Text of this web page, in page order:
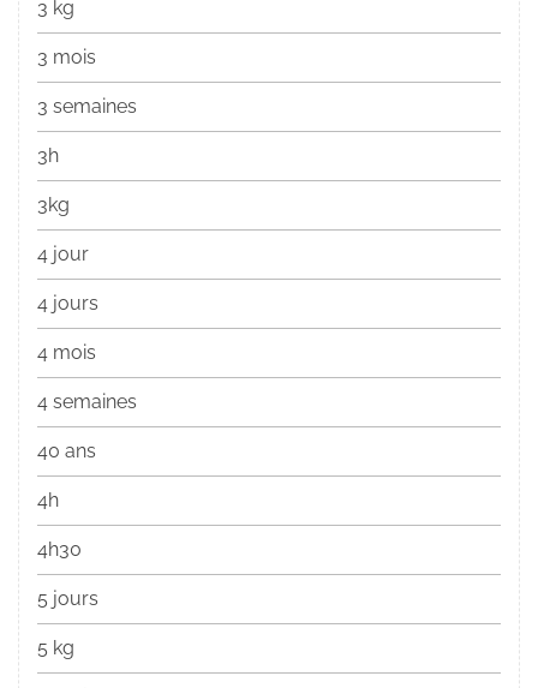
3 kg
3 mois
3 semaines
3h
3kg
4 jour
4 jours
4 mois
4 semaines
40 ans
4h
4h30
5 jours
5 kg